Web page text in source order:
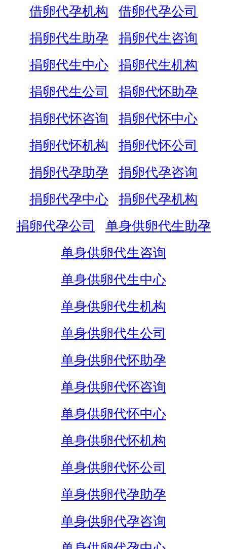
借卵代孕机构
借卵代孕公司
捐卵代生助孕
捐卵代生咨询
捐卵代生中心
捐卵代生机构
捐卵代生公司
捐卵代怀助孕
捐卵代怀咨询
捐卵代怀中心
捐卵代怀机构
捐卵代怀公司
捐卵代孕助孕
捐卵代孕咨询
捐卵代孕中心
捐卵代孕机构
捐卵代孕公司
单身供卵代生助孕
单身供卵代生咨询
单身供卵代生中心
单身供卵代生机构
单身供卵代生公司
单身供卵代怀助孕
单身供卵代怀咨询
单身供卵代怀中心
单身供卵代怀机构
单身供卵代怀公司
单身供卵代孕助孕
单身供卵代孕咨询